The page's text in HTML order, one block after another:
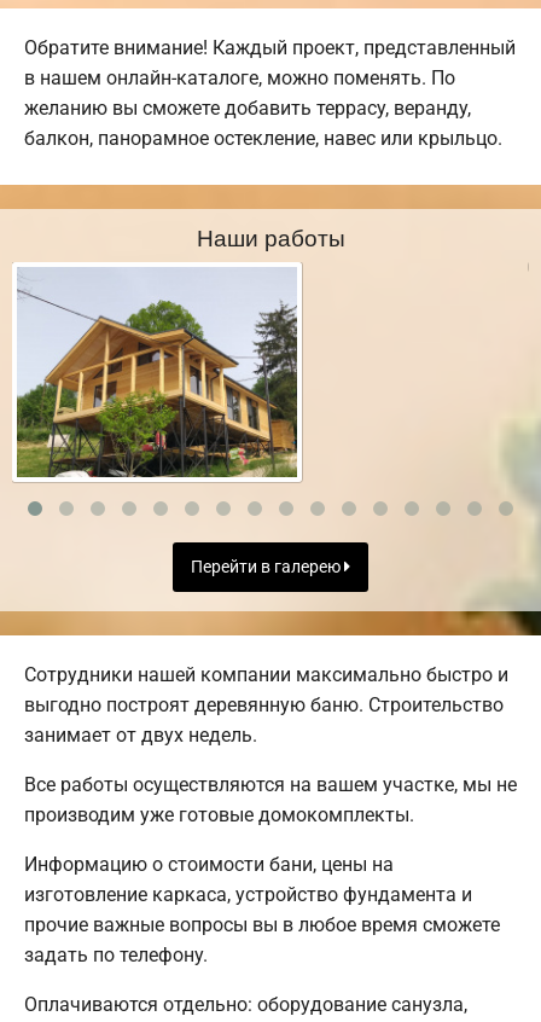
Обратите внимание! Каждый проект, представленный
в нашем онлайн-каталоге, можно поменять. По
желанию вы сможете добавить террасу, веранду,
балкон, панорамное остекление, навес или крыльцо.
Наши работы
Перейти в галерею
Сотрудники нашей компании максимально быстро и
выгодно построят деревянную баню. Строительство
занимает от двух недель.
Все работы осуществляются на вашем участке, мы не
производим уже готовые домокомплекты.
Информацию о стоимости бани, цены на
изготовление каркаса, устройство фундамента и
прочие важные вопросы вы в любое время сможете
задать по телефону.
Оплачиваются отдельно: оборудование санузла,